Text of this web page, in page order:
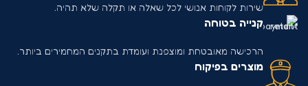
שירות לקוחות אנושי לכל שאלה או תקלה שלא תהיה.
קנייה בטוחה
הרכישה מאובטחת ומוצפנת ועומדת בתקנים המחמירים ביותר.
מוצרים בפיקוח